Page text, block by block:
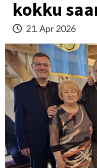
kokku
21. Apr 2026